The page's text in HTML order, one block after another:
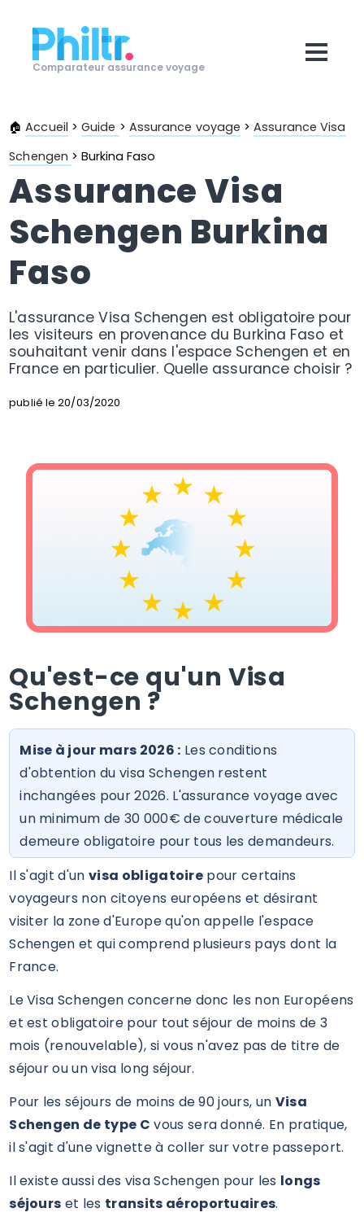
Comparateur assurance voyage
🏠Accueil > Guide > Assurance voyage >Assurance Visa
Schengen >Burkina Faso
Assurance Visa
Schengen Burkina
Faso
L'assurance Visa Schengen est obligatoire pour
les visiteurs en provenance du Burkina Faso et
souhaitant venir dans l'espace Schengen et en
France en particulier. Quelle assurance choisir ?
publié le 20/03/2020
Qu'est-ce qu'un Visa
Schengen ?
Mise à jour mars 2026 : Les conditions
d'obtention du visa Schengen restent
inchangées pour 2026. L'assurance voyage avec
un minimum de 30 000€ de couverture médicale
demeure obligatoire pour tous les demandeurs.
Il s'agit d'unvisa obligatoire pour certains
voyageurs non citoyens européens et désirant
visiter la zone d'Europe qu'on appelle l'espace
Schengen et qui comprend plusieurs pays dont la
France.
Le Visa Schengen concerne donc les non Européens
et est obligatoire pour tout séjour de moins de 3
mois (renouvelable), si vous n'avez pas de titre de
séjour ou un visa long séjour.
Pour les séjours de moins de 90 jours, un Visa
Schengen de type C vous sera donné. En pratique,
il s'agit d'une vignette à coller sur votre passeport.
Il existe aussi des visa Schengen pour les longs
séjours et les transits aéroportuaires.